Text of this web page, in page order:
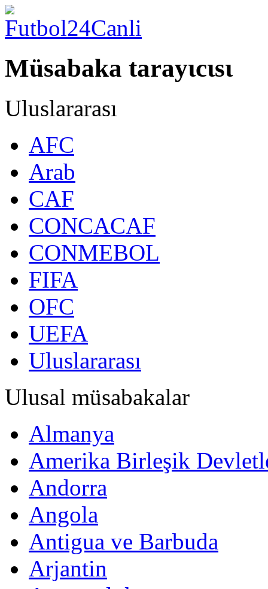
Müsabaka tarayιcιsι
Uluslararası
AFC
Arab
CAF
CONCACAF
CONMEBOL
FIFA
OFC
UEFA
Uluslararası
Ulusal müsabakalar
Almanya
Amerika Birleşik
Andorra
Angola
Antigua ve Barbuda
Arjantin